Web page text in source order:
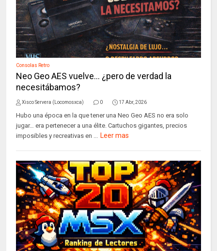
Consolas Retro
Neo Geo AES vuelve… ¿pero de verdad la
necesitábamos?
Xisco Servera (Locomosxca) 0 17 Abr, 2026
Hubo una época en la que tener una Neo Geo AES no era solo
jugar… era pertenecer a una élite. Cartuchos gigantes, precios
imposibles y recreativas en ...
Leer mas